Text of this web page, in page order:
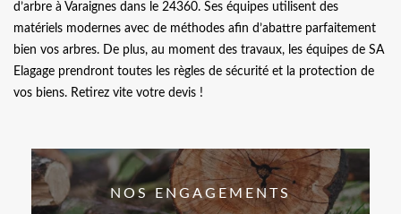
d’arbre à Varaignes dans le 24360. Ses équipes utilisent des
matériels modernes avec de méthodes afin d’abattre parfaitement
bien vos arbres. De plus, au moment des travaux, les équipes de SA
Elagage prendront toutes les règles de sécurité et la protection de
vos biens. Retirez vite votre devis !
NOS ENGAGEMENTS